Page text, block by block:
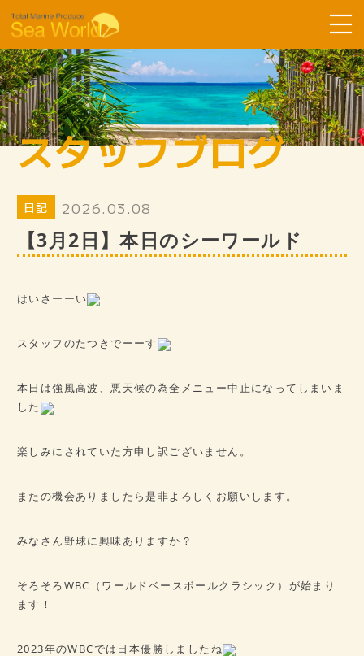
Sea Worldについて
コース紹介
ツアーの流れ
お客様の声
SDGsへ取り組み
ギャラリー
スタッフブログ
★ご予約はこちら★
会社概要
スタッフブログ
日記 2026.03.08
【3月2日】本日のシーワールド
はいさーーい
スタッフのたつきでーーす
本日は強風高波、悪天候の為全メニュー中止になってしまいま
した
楽しみにされていた方申し訳ございません。
またの機会ありましたら是非よろしくお願いします。
みなさん野球に興味ありますか？
そろそろWBC（ワールドベースボールクラシック）が始まり
ます！
2023年のWBCでは日本優勝しましたね